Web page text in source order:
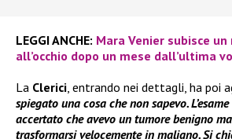
LEGGI ANCHE: Mara Venier subisce
all’occhio dopo un mese dall’ultima
La Clerici, entrando nei dettagli, ha poi
spiegato una cosa che non sapevo.
accertato che avevo un tumore benigno
trasformarsi velocemente in maligno. Si